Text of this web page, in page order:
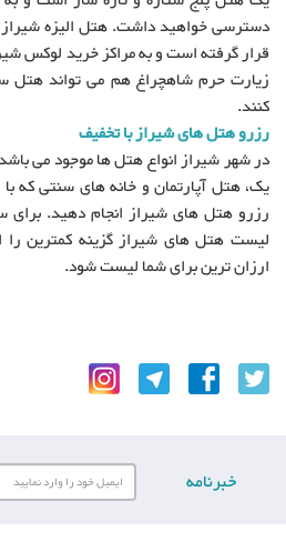
دسترسی خواهید داشت. هتل الیزه
قرار گرفته است و به مراکز خرید لوکس
زیارت حرم شاهچراغ هم می تواند هتل
کنند.
رزرو هتل های شیراز با تخفیف
در شهر شیراز انواع هتل ها موجود می
یک، هتل آپارتمان و خانه های سنتی که
رزرو هتل های شیراز انجام دهید. برای
لیست هتل های شیراز گزینه کمترین
ارزان ترین برای شما لیست شود.
خبرنامه